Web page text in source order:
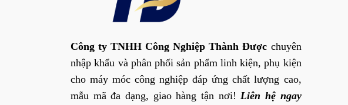
Công ty TNHH Công Nghiệp Thành Được chuyên
nhập khẩu và phân phối sản phẩm linh kiện, phụ kiện
cho máy móc công nghiệp đáp ứng chất lượng cao,
mẫu mã đa dạng, giao hàng tận nơi! Liên hệ ngay